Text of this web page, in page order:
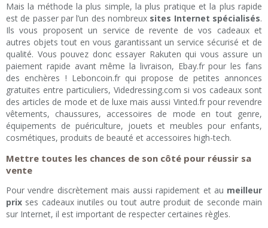
Mais la méthode la plus simple, la plus pratique et la plus rapide
est de passer par l’un des nombreux sites Internet spécialisés.
Ils vous proposent un service de revente de vos cadeaux et
autres objets tout en vous garantissant un service sécurisé et de
qualité. Vous pouvez donc essayer Rakuten qui vous assure un
paiement rapide avant même la livraison, Ebay.fr pour les fans
des enchères ! Leboncoin.fr qui propose de petites annonces
gratuites entre particuliers, Videdressing.com si vos cadeaux sont
des articles de mode et de luxe mais aussi Vinted.fr pour revendre
vêtements, chaussures, accessoires de mode en tout genre,
équipements de puériculture, jouets et meubles pour enfants,
cosmétiques, produits de beauté et accessoires high-tech.
Mettre toutes les chances de son côté pour réussir sa
vente
Pour vendre discrètement mais aussi rapidement et au meilleur
prix ses cadeaux inutiles ou tout autre produit de seconde main
sur Internet, il est important de respecter certaines règles.